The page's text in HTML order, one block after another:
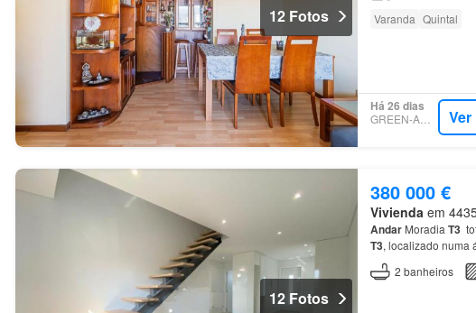
12 Fotos
Varanda Quintal
Há 26 dias
GREEN-ACRES
12 Fotos
380 000 €
Vivienda em
AndarMoradia T3
T3, localizado numa
2 banheiros